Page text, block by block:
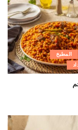
المطبخ